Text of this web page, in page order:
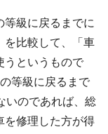
等級に戻るまでに
を比較して、「車
うというもので
等級に戻るまで
いのであれば、総
を修理した方が得